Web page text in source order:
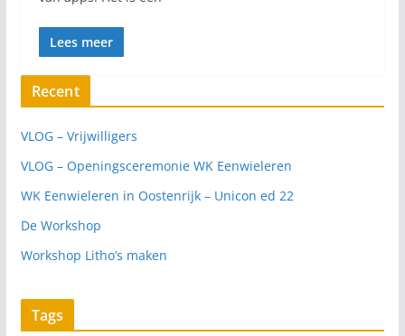
Lees meer
Recent
VLOG – Vrijwilligers
VLOG – Openingsceremonie WK Eenwieleren
WK Eenwieleren in Oostenrijk – Unicon ed 22
De Workshop
Workshop Litho’s maken
Tags